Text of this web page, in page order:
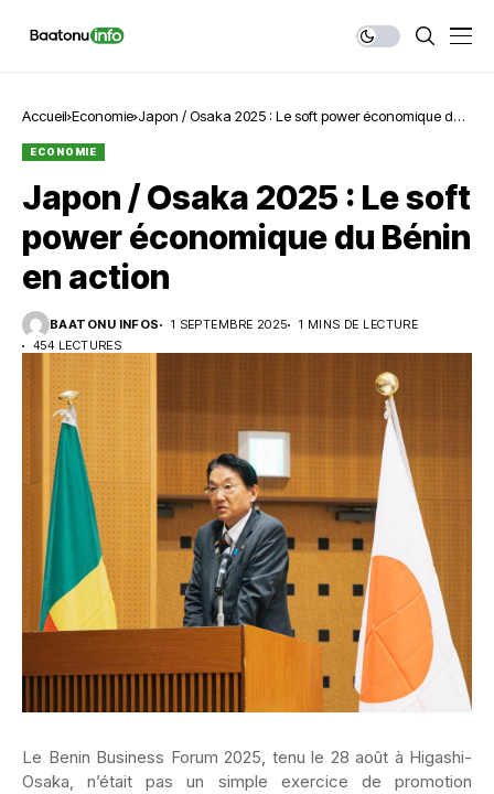
Accueil Economie Japon / Osaka 2025 : Le soft power économique du
ECONOMIE
Japon / Osaka 2025 : Le soft
power économique du Bénin
en action
BAATONU INFOS 1 SEPTEMBRE 2025
1 MINS DE LECTURE
454 LECTURES
Le Benin Business Forum 2025, tenu le 28 août à Higashi-
Osaka, n’était pas un simple exercice de promotion